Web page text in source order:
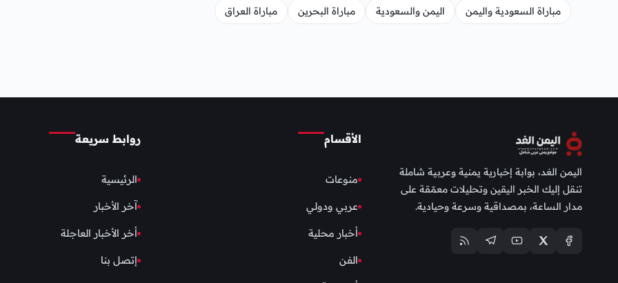
مباراة السعودية واليمن اليمن والسعودية مباراة البحرين مباراة العراق
اليمن الغد، بوابة إخبارية يمنية وعربية شاملة
تنقل إليك الخبر اليقين وتحليلات معمّقة على
مدار الساعة، بمصداقية وسرعة وحيادية.
الأقسام
منوعات
عربي ودولي
أخبار محلية
الفن
روابط سريعة
الرئيسية
آخر الأخبار
أخر الأخبار العاجلة
إتصل بنا